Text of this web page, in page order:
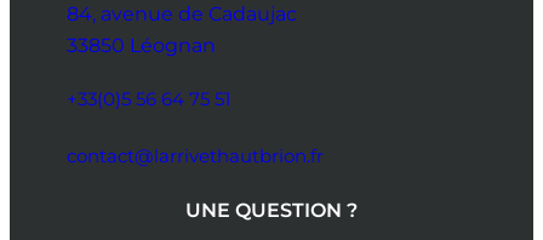
84, avenue de Cadaujac
33850 Léognan
+33(0)5 56 64 75 51
contact@larrivethautbrion.fr
UNE QUESTION ?